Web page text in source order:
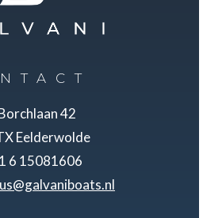
42
Eelderwolde
6 15081606